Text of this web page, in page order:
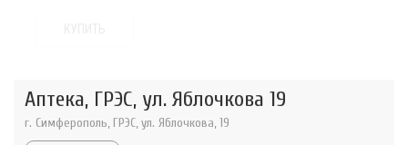
Аптека, ГРЭС, ул. Яблочкова 19
г. Симферополь, ГРЭС, ул. Яблочкова, 19